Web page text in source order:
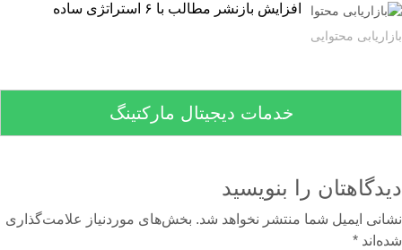
افزایش بازنشر مطالب با ۶ استراتژی ساده
محتوایی
خدمات دیجیتال مارکتینگ
را بنویسید
ایمیل شما منتشر نخواهد شد. بخش‌های موردنیاز علامت‌گذاری
*